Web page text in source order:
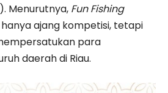
Menurutnya, Fun Fishing
ajang kompetisi, tetapi
para
daerah di Riau.